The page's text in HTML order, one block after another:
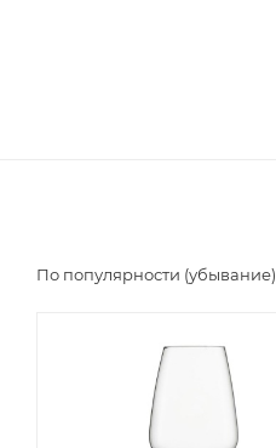
По популярности (убывание)